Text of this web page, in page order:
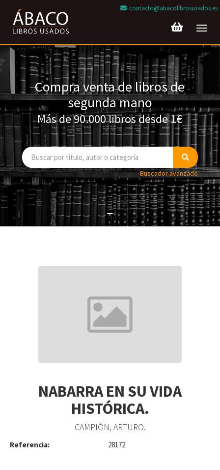
contacto@abacolibrosusados.es
Compra venta de libros de
segunda mano
Más de 90.000 libros desde 1€
Buscador avanzado
NABARRA EN SU VIDA
HISTÓRICA.
CAMPIÓN, ARTURO.
Referencia: 28172